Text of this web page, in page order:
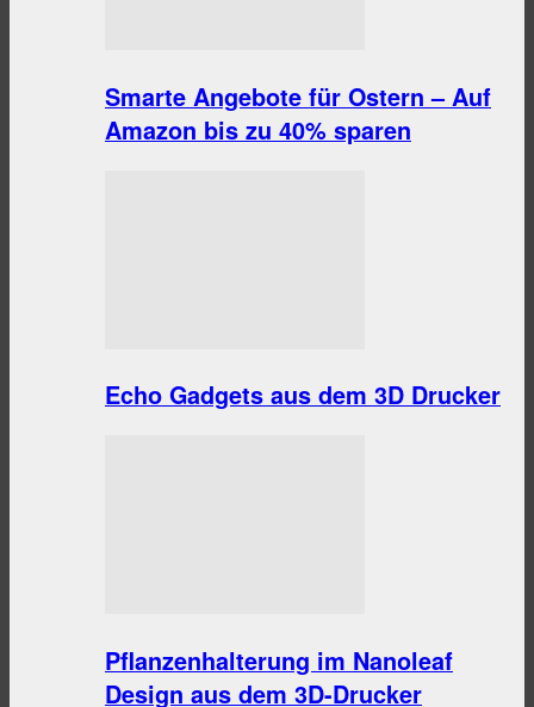
Smarte Angebote für Ostern – Auf
Amazon bis zu 40% sparen
Echo Gadgets aus dem 3D Drucker
Pflanzenhalterung im Nanoleaf
Design aus dem 3D-Drucker